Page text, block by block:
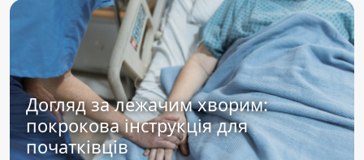
Догляд за лежачим хворим:
покрокова інструкція для
початківців